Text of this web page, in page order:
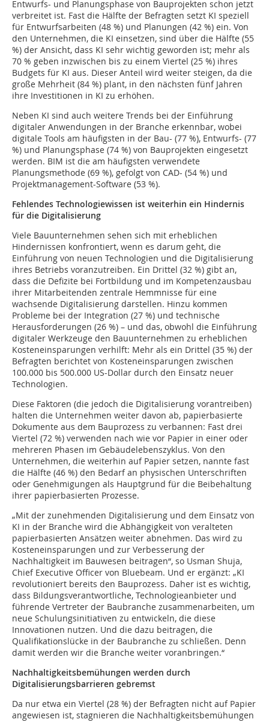
Entwurfs- und Planungsphase von Bauprojekten schon jetzt
verbreitet ist. Fast die Hälfte der Befragten setzt KI speziell
für Entwurfsarbeiten (48 %) und Planungen (42 %) ein. Von
den Unternehmen, die KI einsetzen, sind über die Hälfte (55
%) der Ansicht, dass KI sehr wichtig geworden ist; mehr als
70 % geben inzwischen bis zu einem Viertel (25 %) ihres
Budgets für KI aus. Dieser Anteil wird weiter steigen, da die
große Mehrheit (84 %) plant, in den nächsten fünf Jahren
ihre Investitionen in KI zu erhöhen.
Neben KI sind auch weitere Trends bei der Einführung
digitaler Anwendungen in der Branche erkennbar, wobei
digitale Tools am häufigsten in der Bau- (77 %), Entwurfs- (77
%) und Planungsphase (74 %) von Bauprojekten eingesetzt
werden. BIM ist die am häufigsten verwendete
Planungsmethode (69 %), gefolgt von CAD- (54 %) und
Projektmanagement-Software (53 %).
Fehlendes Technologiewissen ist weiterhin ein Hindernis
für die Digitalisierung
Viele Bauunternehmen sehen sich mit erheblichen
Hindernissen konfrontiert, wenn es darum geht, die
Einführung von neuen Technologien und die Digitalisierung
ihres Betriebs voranzutreiben. Ein Drittel (32 %) gibt an,
dass die Defizite bei Fortbildung und im Kompetenzausbau
ihrer Mitarbeitenden zentrale Hemmnisse für eine
wachsende Digitalisierung darstellen. Hinzu kommen
Probleme bei der Integration (27 %) und technische
Herausforderungen (26 %) – und das, obwohl die Einführung
digitaler Werkzeuge den Bauunternehmen zu erheblichen
Kosteneinsparungen verhilft: Mehr als ein Drittel (35 %) der
Befragten berichtet von Kosteneinsparungen zwischen
100.000 bis 500.000 US-Dollar durch den Einsatz neuer
Technologien.
Diese Faktoren (die jedoch die Digitalisierung vorantreiben)
halten die Unternehmen weiter davon ab, papierbasierte
Dokumente aus dem Bauprozess zu verbannen: Fast drei
Viertel (72 %) verwenden nach wie vor Papier in einer oder
mehreren Phasen im Gebäudelebenszyklus. Von den
Unternehmen, die weiterhin auf Papier setzen, nannte fast
die Hälfte (46 %) den Bedarf an physischen Unterschriften
oder Genehmigungen als Hauptgrund für die Beibehaltung
ihrer papierbasierten Prozesse.
„Mit der zunehmenden Digitalisierung und dem Einsatz von
KI in der Branche wird die Abhängigkeit von veralteten
papierbasierten Ansätzen weiter abnehmen. Das wird zu
Kosteneinsparungen und zur Verbesserung der
Nachhaltigkeit im Bauwesen beitragen“, so Usman Shuja,
Chief Executive Officer von Bluebeam. Und er ergänzt: „KI
revolutioniert bereits den Bauprozess. Daher ist es wichtig,
dass Bildungsverantwortliche, Technologieanbieter und
führende Vertreter der Baubranche zusammenarbeiten, um
neue Schulungsinitiativen zu entwickeln, die diese
Innovationen nutzen. Und die dazu beitragen, die
Qualifikationslücke in der Baubranche zu schließen. Denn
damit werden wir die Branche weiter voranbringen.“
Nachhaltigkeitsbemühungen werden durch
Digitalisierungsbarrieren gebremst
Da nur etwa ein Viertel (28 %) der Befragten nicht auf Papier
angewiesen ist, stagnieren die Nachhaltigkeitsbemühungen